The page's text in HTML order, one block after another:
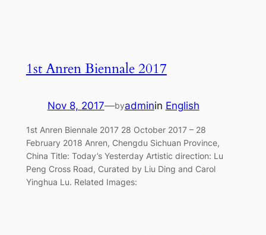
1st Anren Biennale 2017
Nov 8, 2017—byadminin English
1st Anren Biennale 2017 28 October 2017 – 28
February 2018 Anren, Chengdu Sichuan Province,
China Title: Today’s Yesterday Artistic direction: Lu
Peng Cross Road, Curated by Liu Ding and Carol
Yinghua Lu. Related Images: